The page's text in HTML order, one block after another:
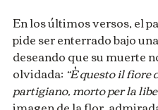
En los últimos versos, el
pide ser enterrado bajo
deseando que su muerte
olvidada: “È questo il fiore
partigiano, morto per la